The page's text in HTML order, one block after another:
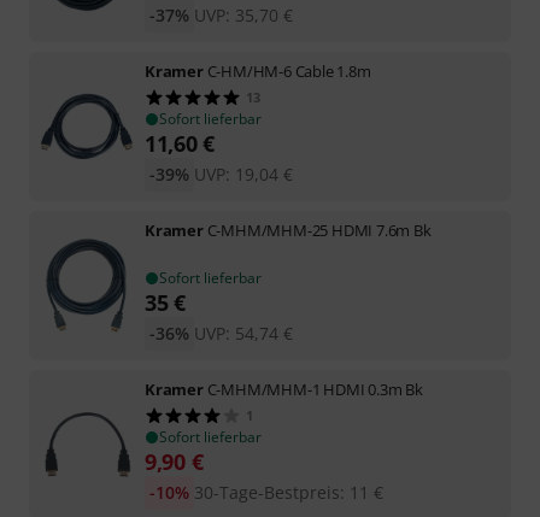
UVP: 35,70 €
-37%
Kramer C-HM/HM-6 Cable 1.8m
13
Sofort lieferbar
11,60€
UVP: 19,04 €
-39%
Kramer C-MHM/MHM-25 HDMI 7.6m Bk
Sofort lieferbar
35€
UVP: 54,74 €
-36%
Kramer C-MHM/MHM-1 HDMI 0.3m Bk
1
Sofort lieferbar
9,90 €
30-Tage-Bestpreis: 11 €
-10%